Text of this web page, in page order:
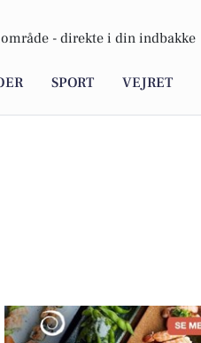
- direkte i din indbakke
SPORT VEJRET